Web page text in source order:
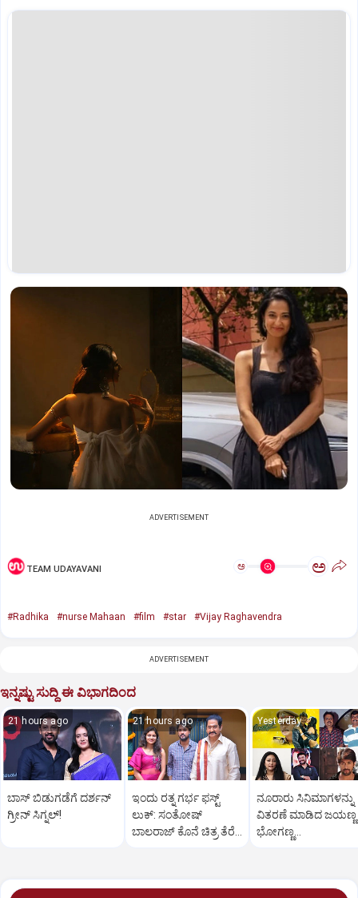
ADVERTISEMENT
TEAM UDAYAVANI ಅ ಅ
#Radhika #nurse Mahaan #film #star #Vijay Raghavendra
ADVERTISEMENT
ಇನ್ನಷ್ಟು ಸುದ್ದಿ ಈ ವಿಭಾಗದಿಂದ
21 hours ago
ಬಾಸ್‌ ಬಿಡುಗಡೆಗೆ ದರ್ಶನ್‌
ಗ್ರೀನ್‌ ಸಿಗ್ನಲ್‌!
21 hours ago
ಇಂದು ರತ್ನ ಗರ್ಭ ಫಸ್ಟ್‌
ಲುಕ್‌: ಸಂತೋಷ್‌
ಬಾಲರಾಜ್‌ ಕೊನೆ ಚಿತ್ರ ತೆರೆಗೆ
Yesterday
ನೂರಾರು ಸಿನಿಮಾಗಳನ್ನು
ವಿತರಣೆ ಮಾಡಿದ ಜಯಣ್ಣ
ಭೋಗಣ್ಣ